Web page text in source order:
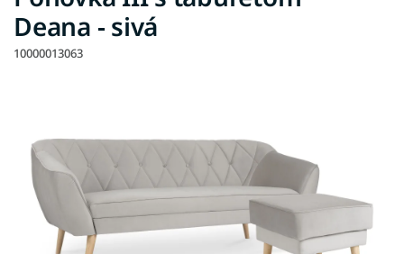
Deana - sivá
10000013063